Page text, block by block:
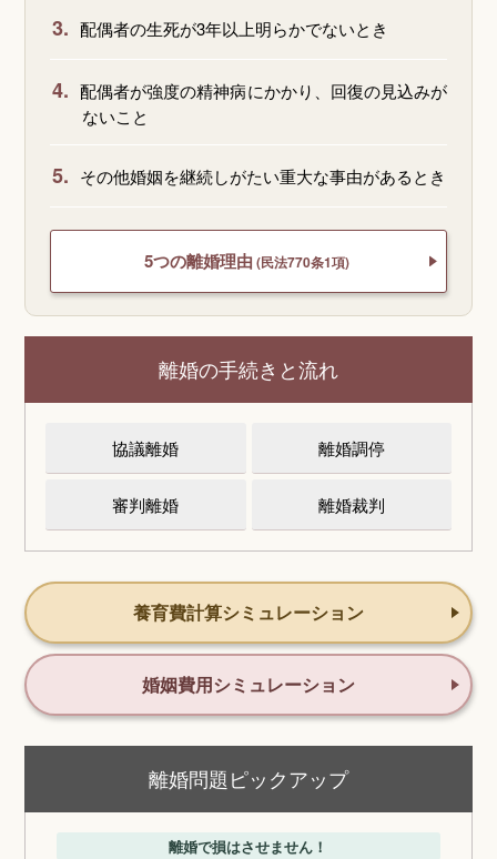
3. 配偶者の生死が3年以上明らかでないとき
4. 配偶者が強度の精神病にかかり、回復の見込みが
ないこと
5. その他婚姻を継続しがたい重大な事由があるとき
5つの離婚理由 (民法770条1項)
離婚の手続きと流れ
協議離婚 離婚調停
審判離婚 離婚裁判
養育費計算シミュレーション
婚姻費用シミュレーション
離婚問題ピックアップ
離婚で損はさせません！